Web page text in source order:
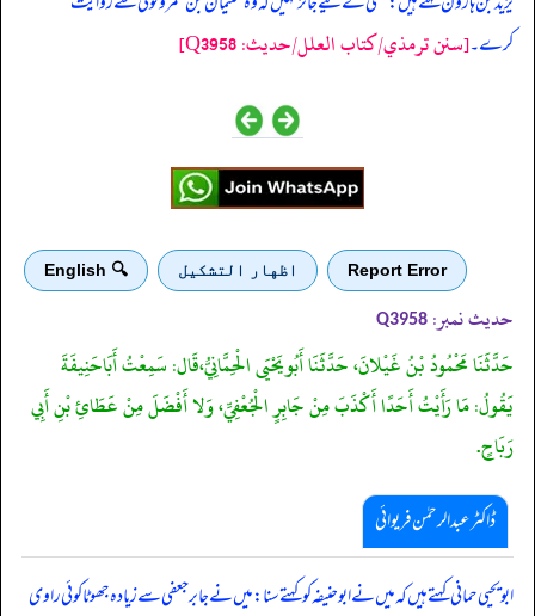
کرے۔[سنن ترمذي/کتاب العلل/حدیث: Q3958]
Report Error اظهار التشكيل 🔍 English
حدیث نمبر: Q3958
حَدَّثَنَا مَحْمُودُ بْنُ غَيْلانَ، حَدَّثَنَا أَبُويَحْيَى الْحِمَّانِيُّ،قَال: سَمِعْتُ أَبَاحَنِيفَةَ
يَقُولُ: مَا رَأَيْتُ أَحَدًا أَكْذَبَ مِنْ جَابِرٍ الْجُعْفِيِّ، وَلا أَفْضَلَ مِنْ عَطَائِ بْنِ أَبِي
رَبَاحٍ.
ڈاکٹر عبدالرحمٰن فریوائی
‏‏‏‏ ابویحیی حمانی کہتے ہیں کہ میں نے ابوحنیفہ کو کہتے سنا: میں نے جابر جعفی سے زیادہ جھوٹا کوئی راوی